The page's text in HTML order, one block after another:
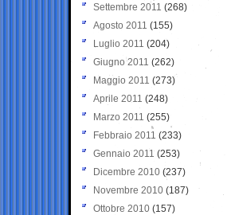
Settembre 2011 (268)
Agosto 2011 (155)
Luglio 2011 (204)
Giugno 2011 (262)
Maggio 2011 (273)
Aprile 2011 (248)
Marzo 2011 (255)
Febbraio 2011 (233)
Gennaio 2011 (253)
Dicembre 2010 (237)
Novembre 2010 (187)
Ottobre 2010 (157)